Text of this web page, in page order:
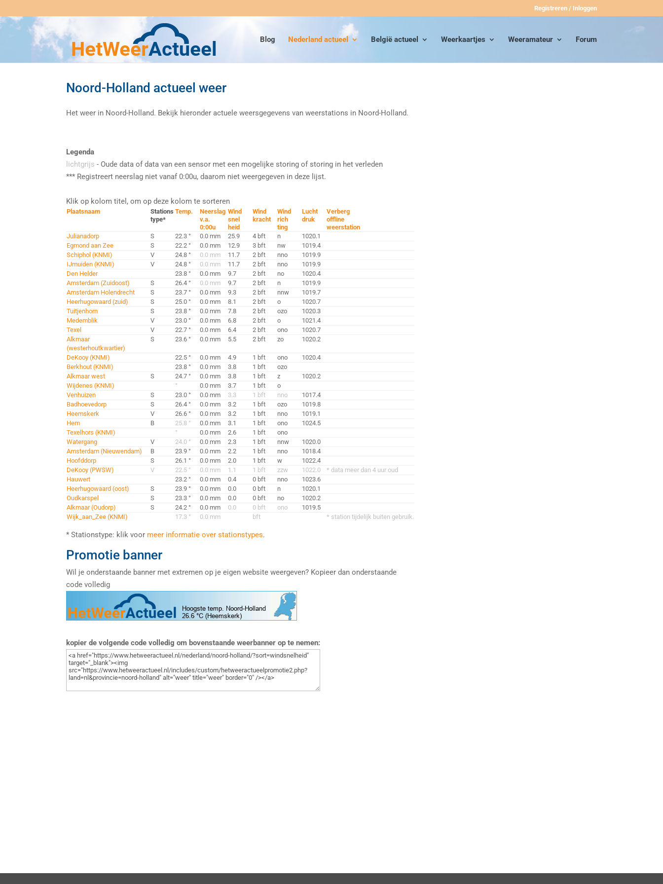
Registreren / Inloggen
Blog Nederland actueel België actueel Weerkaartjes Weeramateur Forum
Noord-Holland actueel weer
Het weer in Noord-Holland. Bekijk hieronder actuele weersgegevens van weerstations in Noord-Holland.
Legenda
lichtgrijs - Oude data of data van een sensor met een mogelijke storing of storing in het verleden
*** Registreert neerslag niet vanaf 0:00u, daarom niet weergegeven in deze lijst.
Klik op kolom titel, om op deze kolom te sorteren
Plaatsnaam
Stations
type*
Temp.
Neerslag
v.a.
0:00u
Wind
snel
heid
Wind
kracht
Wind
rich
ting
Lucht
druk
Verberg
offline
weerstation
Julianadorp
S 22.3 ° 0.0 mm 25.9 4 bft n
1020.1
Egmond aan Zee
S 22.2 ° 0.0 mm 12.9 3 bft nw
1019.4
Schiphol (KNMI)
V 24.8 ° 0.0 mm 11.7 2 bft nno
1019.9
IJmuiden (KNMI)
V 24.8 ° 0.0 mm 11.7 2 bft nno
1019.9
Den Helder
23.8 ° 0.0 mm 9.7 2 bft no
1020.4
Amsterdam (Zuidoost)
S 26.4 ° 0.0 mm 9.7 2 bft n
1019.9
Amsterdam Holendrecht
S 23.7 ° 0.0 mm 9.3 2 bft nnw
1019.7
Heerhugowaard (zuid)
S 25.0 ° 0.0 mm 8.1 2 bft o
1020.7
Tuitjenhorn
S 23.8 ° 0.0 mm 7.8 2 bft ozo
1020.3
Medemblik
V 23.0 ° 0.0 mm 6.8 2 bft o
1021.4
Texel
V 22.7 ° 0.0 mm 6.4 2 bft ono
1020.7
Alkmaar
(westerhoutkwartier)
S 23.6 ° 0.0 mm 5.5 2 bft zo 1020.2
DeKooy (KNMI) 22.5 ° 0.0 mm 4.9 1 bft ono
1020.4
Berkhout (KNMI)
23.8 ° 0.0 mm 3.8 1 bft
ozo
Alkmaar west
S 24.7 ° 0.0 mm 3.8 1 bft z
1020.2
Wijdenes (KNMI)
° 0.0 mm 3.7 1 bft
o
Venhuizen
S 23.0 ° 0.0 mm 3.3 1 bft nno
1017.4
Badhoevedorp
S 26.4 ° 0.0 mm 3.2 1 bft ozo
1019.8
Heemskerk
V 26.6 ° 0.0 mm 3.2 1 bft nno
1019.1
Hem
B 25.8 ° 0.0 mm 3.1 1 bft ono
1024.5
Texelhors (KNMI)
° 0.0 mm 2.6 1 bft
ono
Watergang
V 24.0 ° 0.0 mm 2.3 1 bft nnw
1020.0
Amsterdam (Nieuwendam)
B 23.9 ° 0.0 mm 2.2 1 bft nno
1018.4
Hoofddorp
S 26.1 ° 0.0 mm 2.0 1 bft w
1022.4
DeKooy (PWSW)
V 22.5 ° 0.0 mm 1.1 1 bft zzw 1022.0
* data meer dan 4 uur oud
Hauwert
23.2 ° 0.0 mm 0.4 0 bft nno
1023.6
Heerhugowaard (oost)
S 23.9 ° 0.0 mm 0.0 0 bft n
1020.1
Oudkarspel
S 23.3 ° 0.0 mm 0.0 0 bft no
1020.2
Alkmaar (Oudorp)
S 24.2 ° 0.0 mm 0.0 0 bft ono
1019.5
Wijk_aan_Zee (KNMI)
17.3 ° 0.0 mm bft * station tijdelijk buiten gebruik.
* Stationstype: klik voor meer informatie over stationstypes.
Promotie banner
Wil je onderstaande banner met extremen op je eigen website weergeven? Kopieer dan onderstaande
code volledig
kopier de volgende code volledig om bovenstaande weerbanner op te nemen: